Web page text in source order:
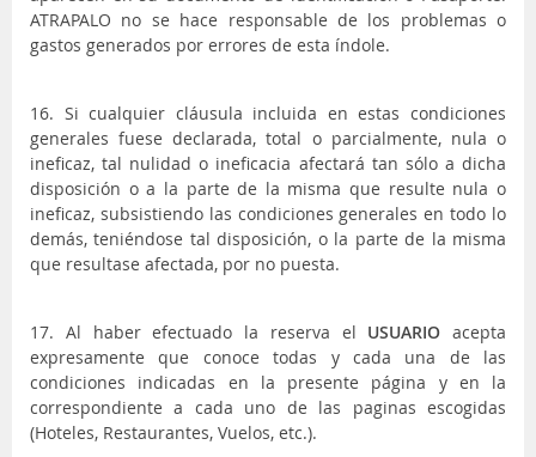
ATRAPALO no se hace responsable de los problemas o
gastos generados por errores de esta índole.
16. Si cualquier cláusula incluida en estas condiciones
generales fuese declarada, total o parcialmente, nula o
ineficaz, tal nulidad o ineficacia afectará tan sólo a dicha
disposición o a la parte de la misma que resulte nula o
ineficaz, subsistiendo las condiciones generales en todo lo
demás, teniéndose tal disposición, o la parte de la misma
que resultase afectada, por no puesta.
17. Al haber efectuado la reserva el USUARIO acepta
expresamente que conoce todas y cada una de las
condiciones indicadas en la presente página y en la
correspondiente a cada uno de las paginas escogidas
(Hoteles, Restaurantes, Vuelos, etc.).